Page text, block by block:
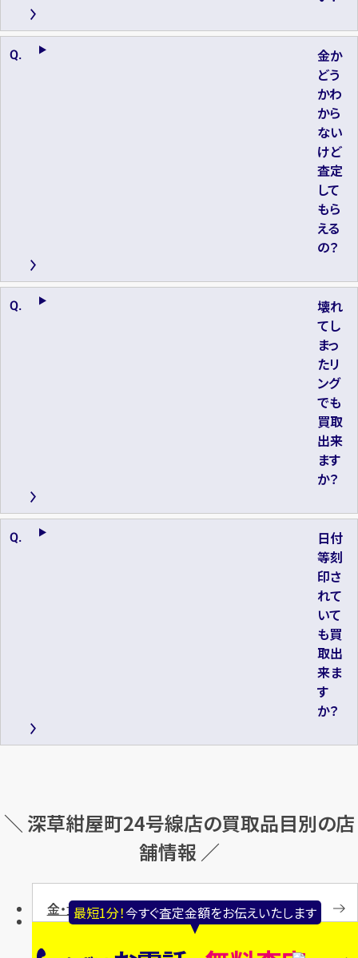
最短1分！今すぐ査定金額をお伝えいたします
金か
どう
かわ
から
ない
けど
査定
して
もら
える
の？
壊れ
てし
まっ
たリ
ング
でも
買取
出来
ます
か？
日付
等刻
印さ
れて
いて
も買
取出
来ま
す
か？
＼ 深草紺屋町24号線店の買取品目別の店
舗情報 ／
金・貴金属